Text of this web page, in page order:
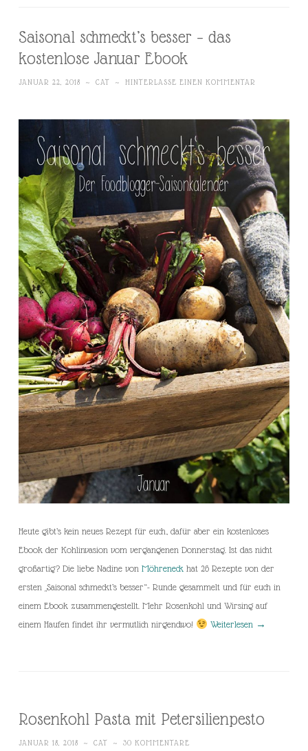
Saisonal schmeckt’s besser – das
kostenlose Januar Ebook
JANUAR 22, 2018 ~ CAT ~ HINTERLASSE EINEN KOMMENTAR
Heute gibt’s kein neues Rezept für euch, dafür aber ein kostenloses
Ebook der Kohlinvasion vom vergangenen Donnerstag. Ist das nicht
großartig? Die liebe Nadine von Möhreneck hat 26 Rezepte von der
ersten „Saisonal schmeckt’s besser“- Runde gesammelt und für euch in
einem Ebook zusammengestellt. Mehr Rosenkohl und Wirsing auf
einem Haufen findet ihr vermutlich nirgendwo!
Weiterlesen →
Rosenkohl Pasta mit Petersilienpesto
JANUAR 18, 2018 ~ CAT ~ 30 KOMMENTARE